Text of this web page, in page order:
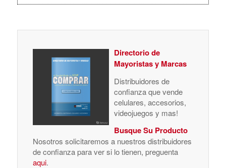
Directorio de
Mayoristas y Marcas
Distribuidores de
confianza que vende
celulares, accesorios,
videojuegos y mas!
Busque Su Producto
Nosotros solicitaremos a nuestros distribuidores
de confianza para ver si lo tienen, preguenta
aqui.